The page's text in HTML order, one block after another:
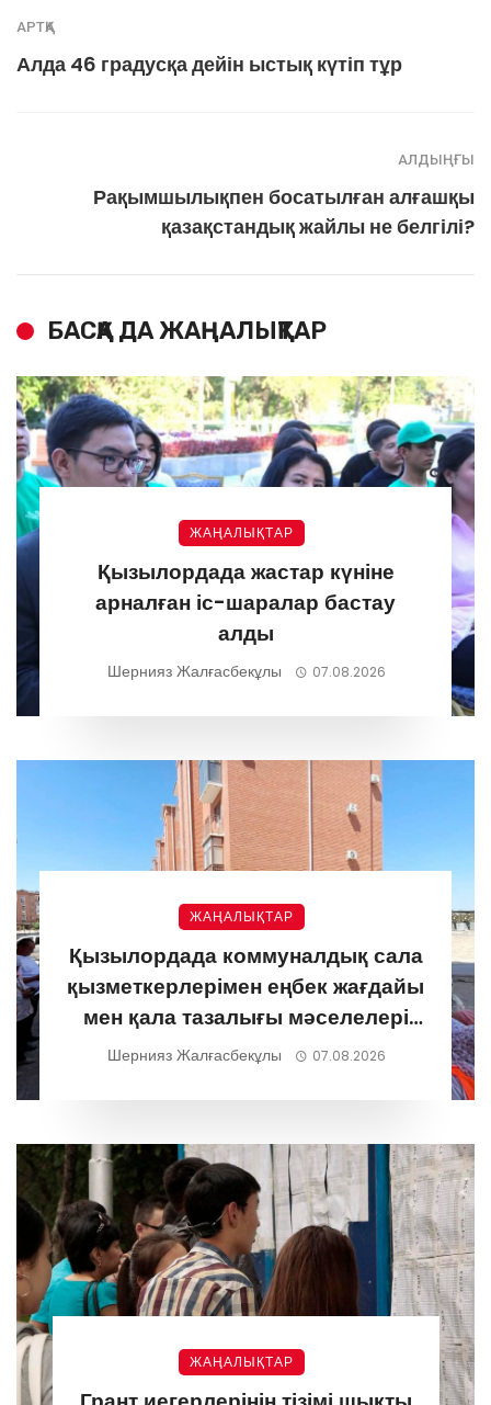
АРТҚА
Алда 46 градусқа дейін ыстық күтіп тұр
АЛДЫҢҒЫ
Рақымшылықпен босатылған алғашқы
қазақстандық жайлы не белгілі?
БАСҚА ДА ЖАҢАЛЫҚТАР
ЖАҢАЛЫҚТАР
Қызылордада жастар күніне
арналған іс-шаралар бастау
алды
Шернияз Жалғасбекұлы 07.08.2026
ЖАҢАЛЫҚТАР
Қызылордада коммуналдық сала
қызметкерлерімен еңбек жағдайы
мен қала тазалығы мәселелері
талқыланды
Шернияз Жалғасбекұлы 07.08.2026
ЖАҢАЛЫҚТАР